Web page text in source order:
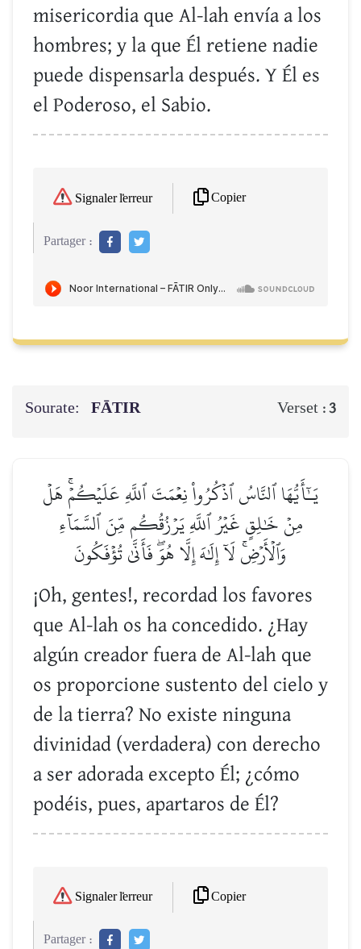
misericordia que Al-lah envía a los
hombres; y la que Él retiene nadie
puede dispensarla después. Y Él es
el Poderoso, el Sabio.
Signaler l'erreur Copier
Partager :
Sourate: FĀTIR Verset :3
يَـٰٓأَيُّهَا ٱلنَّاسُ ٱذۡكُرُواْ نِعۡمَتَ ٱللَّهِ عَلَيۡكُمۡۚ هَلۡ
مِنۡ خَٰلِقٍ غَيۡرُ ٱللَّهِ يَرۡزُقُكُم مِّنَ ٱلسَّمَآءِ
وَٱلۡأَرۡضِۚ لَآ إِلَٰهَ إِلَّا هُوَۖ فَأَنَّىٰ تُؤۡفَكُونَ
¡Oh, gentes!, recordad los favores
que Al-lah os ha concedido. ¿Hay
algún creador fuera de Al-lah que
os proporcione sustento del cielo y
de la tierra? No existe ninguna
divinidad (verdadera) con derecho
a ser adorada excepto Él; ¿cómo
podéis, pues, apartaros de Él?
Signaler l'erreur Copier
Partager :